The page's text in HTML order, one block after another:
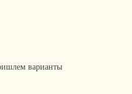
варианты